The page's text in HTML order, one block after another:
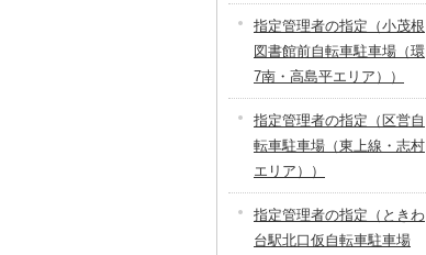
指定管理者の指定（小茂根
図書館前自転車駐車場（環
7南・高島平エリア））
指定管理者の指定（区営自
転車駐車場（東上線・志村
エリア））
指定管理者の指定（ときわ
台駅北口仮自転車駐車場